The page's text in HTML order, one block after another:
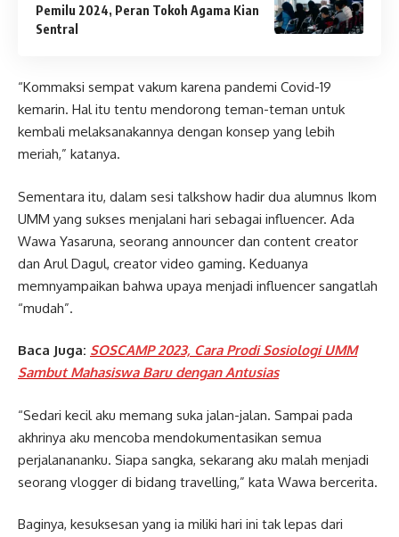
Pemilu 2024, Peran Tokoh Agama Kian
Sentral
“Kommaksi sempat vakum karena pandemi Covid-19
kemarin. Hal itu tentu mendorong teman-teman untuk
kembali melaksanakannya dengan konsep yang lebih
meriah,” katanya.
Sementara itu, dalam sesi talkshow hadir dua alumnus Ikom
UMM yang sukses menjalani hari sebagai influencer. Ada
Wawa Yasaruna, seorang announcer dan content creator
dan Arul Dagul, creator video gaming. Keduanya
memnyampaikan bahwa upaya menjadi influencer sangatlah
“mudah”.
Baca Juga: SOSCAMP 2023, Cara Prodi Sosiologi UMM
Sambut Mahasiswa Baru dengan Antusias
“Sedari kecil aku memang suka jalan-jalan. Sampai pada
akhrinya aku mencoba mendokumentasikan semua
perjalanananku. Siapa sangka, sekarang aku malah menjadi
seorang vlogger di bidang travelling,” kata Wawa bercerita.
Baginya, kesuksesan yang ia miliki hari ini tak lepas dari